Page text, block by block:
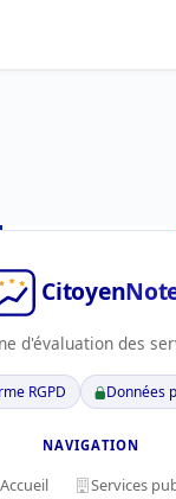
d'évaluation des
RGPD Données
NAVIGATION
Accueil Services